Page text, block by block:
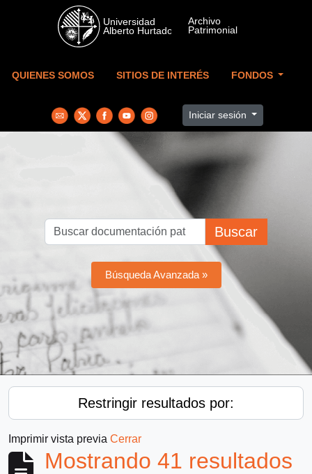
Skip to main content
QUIENES SOMOS SITIOS DE INTERÉS FONDOS
Iniciar sesión
Buscar
Búsqueda Avanzada »
Restringir resultados por:
Imprimir vista previa Cerrar
Mostrando 41 resultados